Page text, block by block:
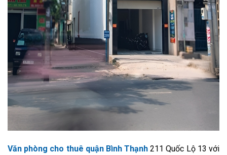
Văn phòng cho thuê quận Bình Thạnh 211 Quốc Lộ 13 với